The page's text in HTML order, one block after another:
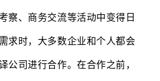
察、商务交流等活动中变得日
求时，大多数企业和个人都会
公司进行合作。在合作之前，